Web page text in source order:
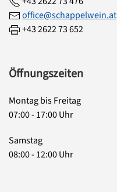
office@schappelwein.at
+43 2622 73 652
Öffnungszeiten
Montag bis Freitag
07:00 - 17:00 Uhr
Samstag
08:00 - 12:00 Uhr